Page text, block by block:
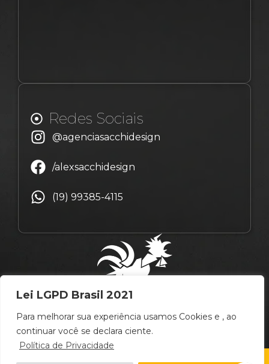
Lei LGPD Brasil 2021
Para melhorar sua experiência usamos Cookies e , ao
continuar você se declara ciente.
Política de Privacidade
Redes Sociais
@agenciasacchidesign
/alexsacchidesign
(19) 99385-4115